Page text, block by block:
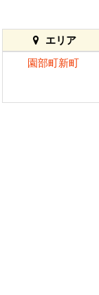
エリア
園部町新町